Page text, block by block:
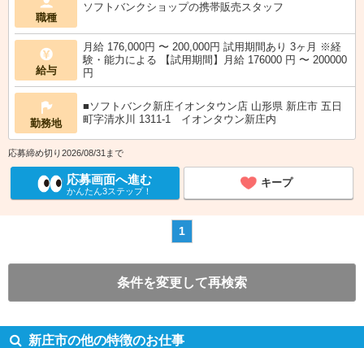
職種
ソフトバンクショップの携帯販売スタッフ
給与
月給 176,000円 〜 200,000円 試用期間あり 3ヶ月 ※経
験・能力による 【試用期間】月給 176000 円 〜 200000
円
勤務地
■ソフトバンク新庄イオンタウン店 山形県 新庄市 五日
町字清水川 1311‐1 イオンタウン新庄内
応募締め切り2026/08/31まで
応募画面へ進む
かんたん3ステップ！
キープ
1
条件を変更して再検索
新庄市の他の特徴のお仕事